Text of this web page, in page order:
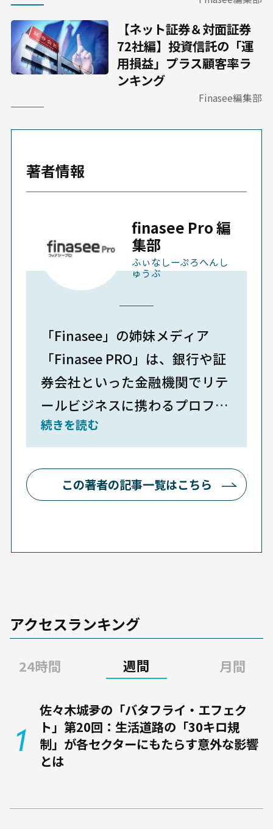
【ネット証券＆対面証券
72社編】投資信託の「運
用損益」プラス顧客率ラ
ンキング
Finasee編集部
著者情報
finasee Pro 編
集部
ふぃなしーぷろへんし
ゅうぶ
「Finasee」の姉妹メディア
「Finasee PRO」は、銀行や証
券会社といった金融機関でリテ
ールビジネスに携わるプロフェ
ッショナルに向けたオンライ
ン・コミュニティメディアで
す。金融行政をめぐる最新動向
をはじめ、金融機関のプロフェ
信中です。
続きを読む
この著者の記事一覧はこちら
アクセスランキング
24時間 週間 月間
佐々木城夛の「バタフライ・エフェク
ト」第20回：生活道路の「30キロ規
制」が各セクターにもたらす意外な影響
とは